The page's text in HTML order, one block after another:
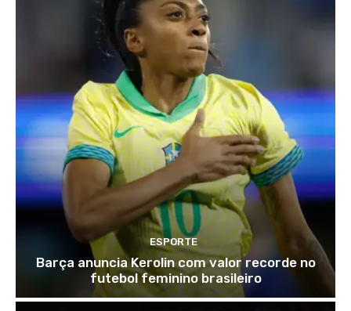
ESPORTE
Barça anuncia Kerolin com valor recorde no
futebol feminino brasileiro